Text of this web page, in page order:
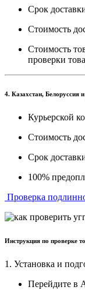
Срок
Стоимость
Стоимость
проверки
4. Казахстан, Белоруссия
Курьерской
Стоимость
Срок
100%
Проверка
Инструкция по проверке
1. Установка и
Перейдите в